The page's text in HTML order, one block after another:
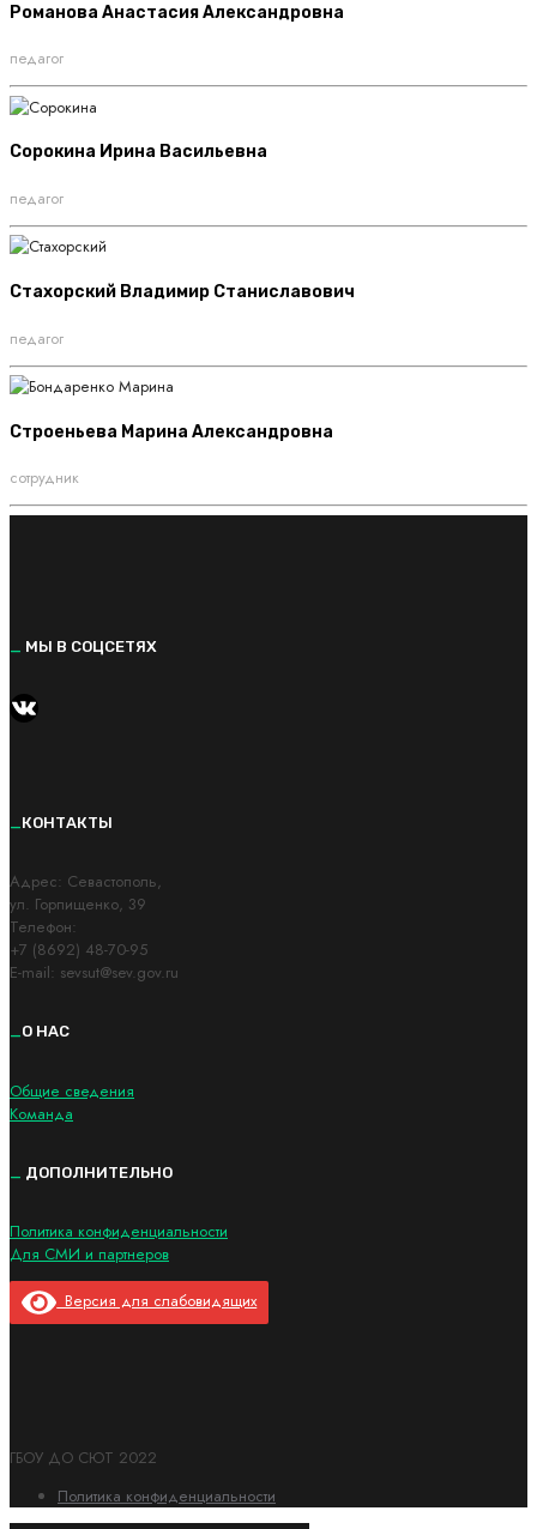
Романова Анастасия Александровна
педагог
Сорокина Ирина Васильевна
педагог
Стахорский Владимир Станиславович
педагог
Строеньева Марина Александровна
сотрудник
_ МЫ В СОЦСЕТЯХ
https://vk.com/kvantorium92
КОНТАКТЫ
Адрес: Cевастополь,
ул. Горпищенко, 39
Телефон:
+7 (8692) 48-70-95
E-mail: sevsut@sev.gov.ru
_О НАС
Общие сведения
Команда
ДОПОЛНИТЕЛЬНО
Политика конфиденциальности
Для СМИ и партнеров
Версия для слабовидящих
ГБОУ ДО СЮТ 2022
Политика конфиденциальности